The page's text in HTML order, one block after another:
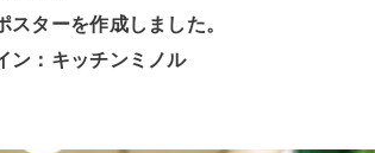
スターを作成しました。
：キッチンミノル